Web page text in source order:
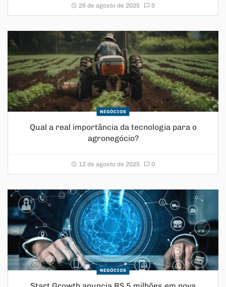
26 de agosto de 2025 0
NEGÓCIOS
Qual a real importância da tecnologia para o
agronegócio?
12 de agosto de 2025 0
NEGÓCIOS